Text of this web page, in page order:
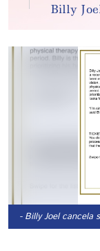
Billy
- Billy Joel cancela